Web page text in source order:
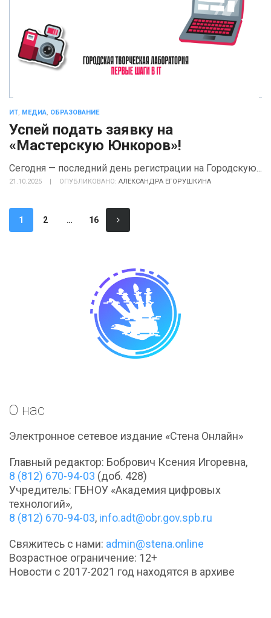
ИТ, МЕДИА, ОБРАЗОВАНИЕ
Успей подать заявку на
«Мастерскую Юнкоров»!
Сегодня — последний день регистрации на Городскую...
21.10.2025 | ОПУБЛИКОВАНО: АЛЕКСАНДРА ЕГОРУШКИНА
1 2 … 16
О нас
Электронное сетевое издание «Стена Онлайн»
Главный редактор: Бобрович Ксения Игоревна,
8 (812) 670-94-03 (доб. 428)
Учредитель: ГБНОУ «Академия цифровых
технологий»,
8 (812) 670-94-03, info.adt@obr.gov.spb.ru
Свяжитесь с нами: admin@stena.online
Возрастное ограничение: 12+
Новости с 2017-2021 год находятся в архиве